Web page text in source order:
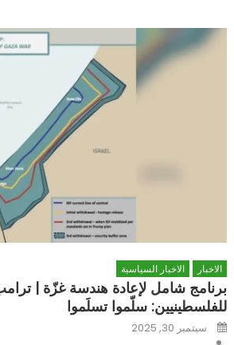
الاخبار الاخبار السياسية
برنامج شامل لإعادة هندسة غزّة | ترامب
للفلسطينيين: سلّموا تسلَموا
Posted
onسبتمبر 30, 2025